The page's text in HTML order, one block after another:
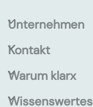
Unternehmen
Kontakt
Warum klarx
Wissenswertes